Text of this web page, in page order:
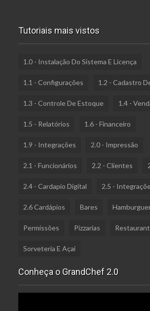
Tutoriais mais vistos
1.0 - Instalação Do Sistema E Licença
1.1 - Configurações 1.2 - Cadastro
1.3 - Controle De Estoque 1.4 -
1.5 - Relatórios 1.6 - Financeiro
1.9 - Integrações 2.0 - Impressão
2.1 - Funcionários 2.2 - Clientes
2.4 - Cardapio Digital 2.5 -
2.6 Cardápios Bares
Permissões Pizzarias
Sorveteria E Açai
Conheça o GrandChef 2.0